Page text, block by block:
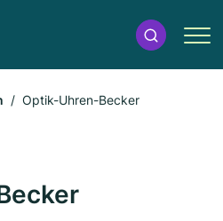
Optik-Uhren-Becker